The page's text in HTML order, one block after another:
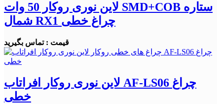
لاین نوری روکار 50 وات SMD+COB ستاره
شمال RX1 چراغ خطی
قیمت : تماس بگیرید
لاین نوری روکار افراتاب AF-LS06 چراغ
خطی